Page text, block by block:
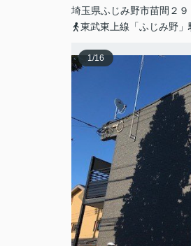
埼玉県ふじみ野市苗間 ２
東武東上線「ふじみ野」
1/16